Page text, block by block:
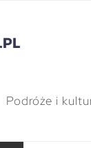
Podróże i